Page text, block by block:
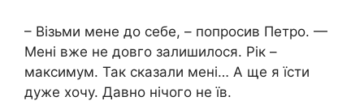
– Візьми мене до себе, – попросив Петро. —
Мені вже не довго залишилося. Рік –
максимум. Так сказали мені… А ще я їсти
дуже хочу. Давно нічого не їв.